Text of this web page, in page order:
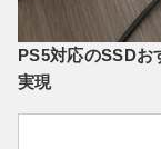
PS5対応のSSDお
実現